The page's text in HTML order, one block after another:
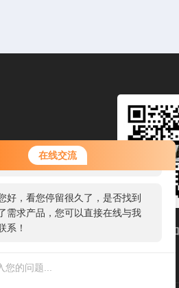
在线交流
您好！欢迎前来咨询，很高兴为您
服务，请问您要咨询什么问题呢？
好，看您停留很久了，是否找到
需求产品，您可以直接在线与我
系！
扫码